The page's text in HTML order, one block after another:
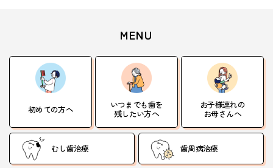
MENU
初めての方へ いつまでも歯を
残したい方へ
お子様連れの
お母さんへ
むし歯治療 歯周病治療